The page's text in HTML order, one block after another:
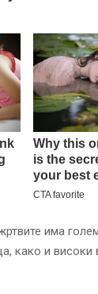
има
како и високи